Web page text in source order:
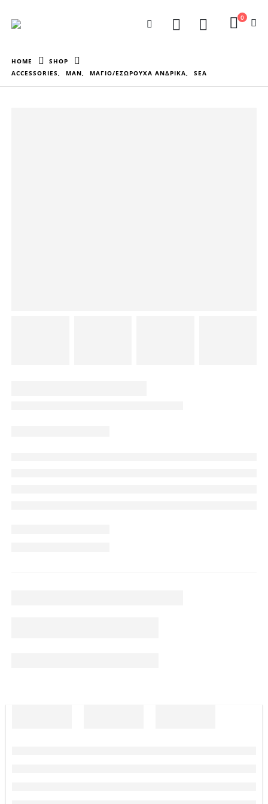
0
HOME
SHOP
ACCESSORIES, MAN, ΜΑΓΙΟ/ΕΣΩΡΟΥΧΑ ΑΝΔΡΙΚΑ, SEA